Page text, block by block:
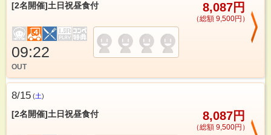
[2名開催]土日祝昼食付 8,087円
（総額 9,500円）
09:22
OUT
8/15 (土)
[2名開催]土日祝昼食付 8,087円
（総額 9,500円）